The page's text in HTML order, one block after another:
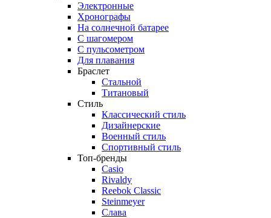
Электронные
Хронографы
На солнечной батарее
С шагомером
С пульсометром
Для плавания
Браслет
Стальной
Титановый
Стиль
Классический стиль
Дизайнерские
Военный стиль
Спортивный стиль
Топ-бренды
Casio
Rivaldy
Reebok Classic
Steinmeyer
Слава